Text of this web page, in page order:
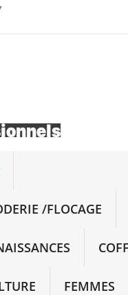
/FLOCAGE
FEMMES